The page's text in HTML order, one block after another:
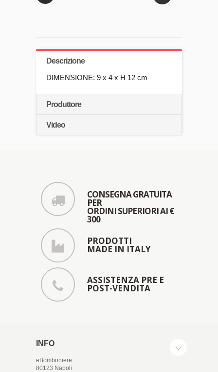
Descrizione
DIMENSIONE: 9 x 4 x H 12 cm
Produttore
Video
CONSEGNA GRATUITA
PER
ORDINI SUPERIORI AI €
300
PRODOTTI
MADE IN ITALY
ASSISTENZA PRE E
POST-VENDITA
INFO
eBomboniere
80123 Napoli